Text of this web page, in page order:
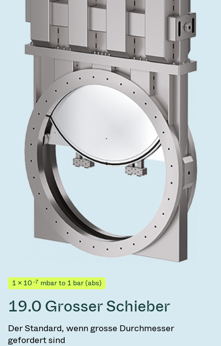
1 × 10-7 mbar to 1 bar (abs)
19.0 Grosser Schieber
Der Standard, wenn grosse Durchmesser
gefordert sind